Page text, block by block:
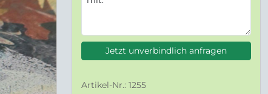
Jetzt unverbindlich anfragen
Artikel-Nr.: 1255